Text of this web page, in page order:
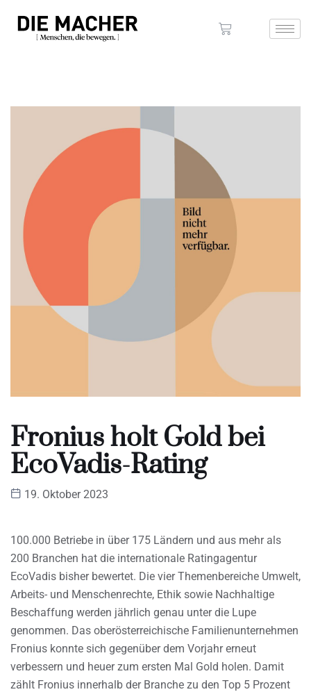
Fronius holt Gold bei
EcoVadis-Rating
19. Oktober 2023
100.000 Betriebe in über 175 Ländern und aus mehr als
200 Branchen hat die internationale Ratingagentur
EcoVadis bisher bewertet. Die vier Themenbereiche Umwelt,
Arbeits- und Menschenrechte, Ethik sowie Nachhaltige
Beschaffung werden jährlich genau unter die Lupe
genommen. Das oberösterreichische Familienunternehmen
Fronius konnte sich gegenüber dem Vorjahr erneut
verbessern und heuer zum ersten Mal Gold holen. Damit
zählt Fronius innerhalb der Branche zu den Top 5 Prozent